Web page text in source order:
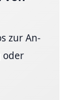
zur An-
oder